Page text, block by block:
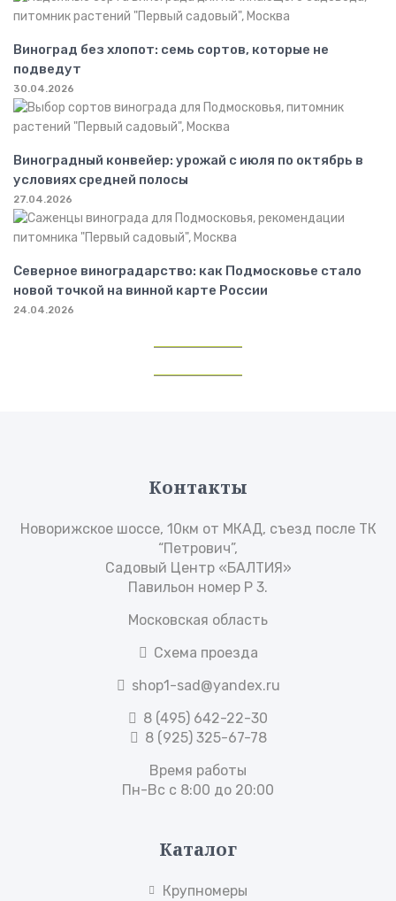
Виноград без хлопот: семь сортов, которые не
подведут
30.04.2026
Виноградный конвейер: урожай с июля по октябрь в
условиях средней полосы
27.04.2026
Северное виноградарство: как Подмосковье стало
новой точкой на винной карте России
24.04.2026
Контакты
Новорижское шоссе, 10км от МКАД, съезд после ТК
“Петрович”,
Садовый Центр «БАЛТИЯ»
Павильон номер Р 3.
Московская область
Схема проезда
shop1-sad@yandex.ru
8 (495) 642-22-30
8 (925) 325-67-78
Время работы
Пн-Вс с 8:00 до 20:00
Каталог
Крупномеры